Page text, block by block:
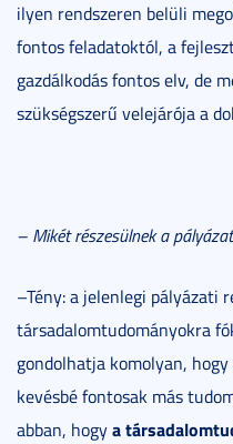
ilyen rendszeren belüli
fontos feladatoktól, a
gazdálkodás fontos elv, de
szükségszerű velejárója a
– Mikét részesülnek a
–Tény: a jelenlegi pályázati
társadalomtudományokra
gondolhatja komolyan,
kevésbé fontosak más
abban, hogya